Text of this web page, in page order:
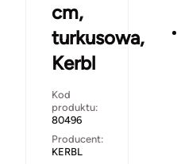
cm,
turkusowa,
Kerbl
Kod
produktu:
80496
Producent:
KERBL